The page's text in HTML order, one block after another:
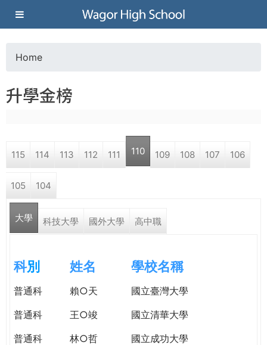
Jump to navigation
葳
格
高
學
格。
o
a
r
e
e
r
e
Home
升學金榜
115 114 113 112 111 110 109 108 107 106
105 104
大學 科技大學 國外大學 高中職
科別 姓名 學校名稱
普通科 賴○天
國立臺灣大學
普通科
王○竣
國立清華大學
普通科
林○哲
國立成功大學